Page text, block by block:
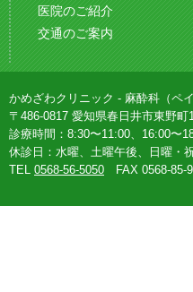
医院のご紹介
交通のご案内
かめざわクリニック - 麻酔科（ペ
〒486-0817 愛知県春日井市東野町
診療時間：8:30〜11:00、16:00〜
休診日：水曜、土曜午後、日曜・
TEL 0568-56-5050 FAX 0568-85-